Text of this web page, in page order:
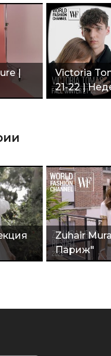
|
Victoria
21-22 |
Париже"
Zuhair
Париж"